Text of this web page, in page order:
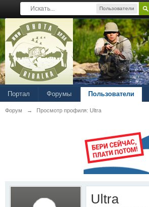
Пользователи
Портал Форумы Пользователи
Форум → Просмотр профиля: Ultra
Ultra